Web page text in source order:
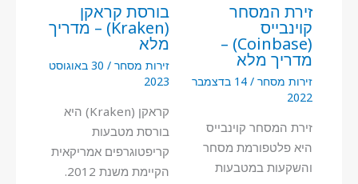
זירת המסחר
קוינבייס
(Coinbase) –
מדריך מלא
זירות מסחר /
14 בדצמבר
2022
זירת המסחר קוינבייס
היא פלטפורמת מסחר
והשקעות במטבעות
בורסת קראקן
(Kraken) – מדריך
מלא
זירות מסחר /
30 באוגוסט
2023
קראקן (Kraken) היא
בורסת מטבעות
קריפטוגרפים אמריקאית
הקיימת משנת 2012.